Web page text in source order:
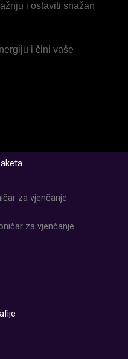
i ostaviti snažan
i čini vaše